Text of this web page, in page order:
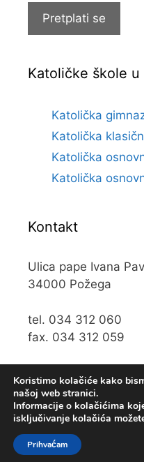
Pretplati se
Katoličke škole
Katolička
Katolička
Katolička
Katolička
Kontakt
Ulica pape Ivana
34000 Požega
tel. 034 312 060
fax. 034 312 059
Koristimo kolačiće kako
našoj web stranici.
Informacije o kolačićima
isključivanje kolačića
Prihvaćam